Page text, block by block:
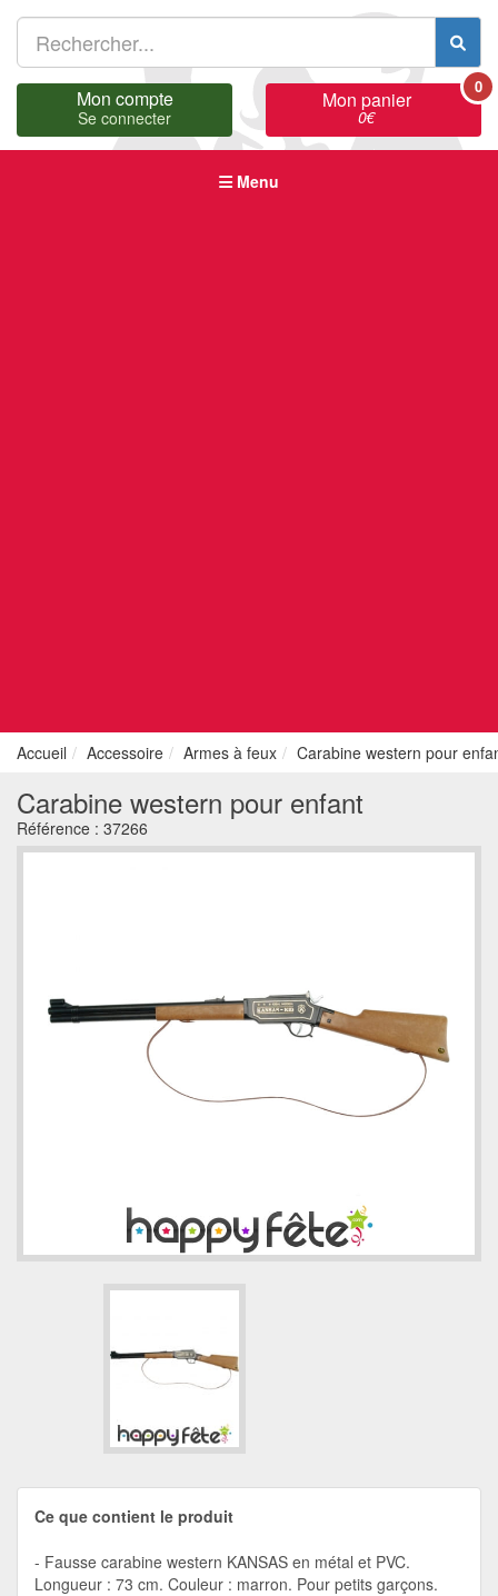
Mon compte
Se connecter
Mon panier
0€
0
Menu
Accueil Accessoire Armes à feux Carabine western pour
Carabine western pour enfant
Référence : 37266
Ce que contient le produit
Fausse carabine western KANSAS en métal et PVC.
Longueur : 73 cm. Couleur : marron. Pour petits garçons.